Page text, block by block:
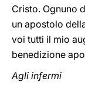
Cristo. Ognuno
un apostolo
voi tutti il mio
benedizione
Agli infermi